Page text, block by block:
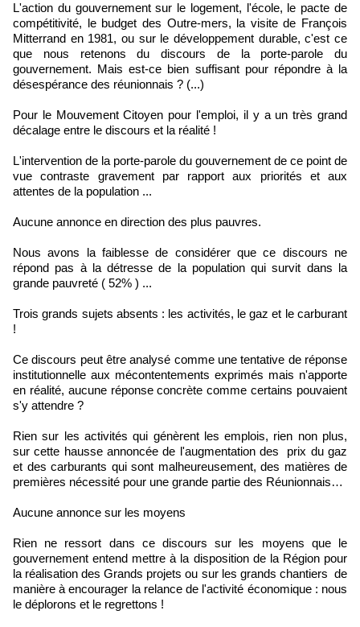
L'action du gouvernement sur le logement, l'école, le pacte de
compétitivité, le budget des Outre-mers, la visite de François
Mitterrand en 1981, ou sur le développement durable, c'est ce
que nous retenons du discours de la porte-parole du
gouvernement. Mais est-ce bien suffisant pour répondre à la
désespérance des réunionnais ? (...)
Pour le Mouvement Citoyen pour l'emploi, il y a un très grand
décalage entre le discours et la réalité !
L'intervention de la porte-parole du gouvernement de ce point de
vue contraste gravement par rapport aux priorités et aux
attentes de la population ...
Aucune annonce en direction des plus pauvres.
Nous avons la faiblesse de considérer que ce discours ne
répond pas à la détresse de la population qui survit dans la
grande pauvreté ( 52% ) ...
Trois grands sujets absents : les activités, le gaz et le carburant
!
Ce discours peut être analysé comme une tentative de réponse
institutionnelle aux mécontentements exprimés mais n'apporte
en réalité, aucune réponse concrète comme certains pouvaient
s'y attendre ?
Rien sur les activités qui génèrent les emplois, rien non plus,
sur cette hausse annoncée de l'augmentation des prix du gaz
et des carburants qui sont malheureusement, des matières de
premières nécessité pour une grande partie des Réunionnais…
Aucune annonce sur les moyens
Rien ne ressort dans ce discours sur les moyens que le
gouvernement entend mettre à la disposition de la Région pour
la réalisation des Grands projets ou sur les grands chantiers de
manière à encourager la relance de l'activité économique : nous
le déplorons et le regrettons !